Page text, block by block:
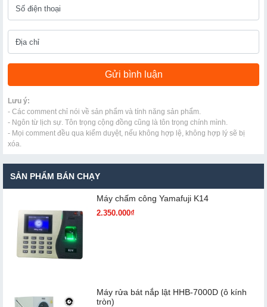
Lưu ý:
- Các comment chỉ nói về sản phẩm và tính năng sản phẩm.
- Ngôn từ lịch sự. Tôn trọng cộng đồng cũng là tôn trọng chính mình.
- Mọi comment đều qua kiểm duyệt, nếu không hợp lệ, không hợp lý sẽ bị
xóa.
SẢN PHẨM BÁN CHẠY
Máy chấm cô​ng Yamafuji K14
2.350.000₫
Máy rửa bát nắp lật HHB-7000D (ô kính
tròn)